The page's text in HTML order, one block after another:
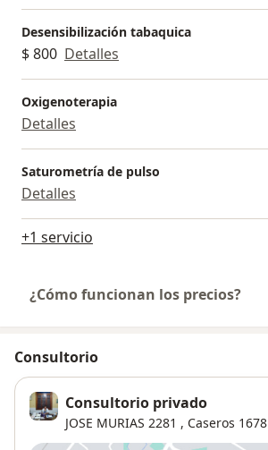
Desensibilización tabaquica
$ 800 Detalles
Oxigenoterapia
Detalles
Saturometría de pulso
Detalles
+1 servicio
¿Cómo funcionan los precios?
Consultorio
Consultorio privado
JOSE MURIAS 2281 , Caseros 1678